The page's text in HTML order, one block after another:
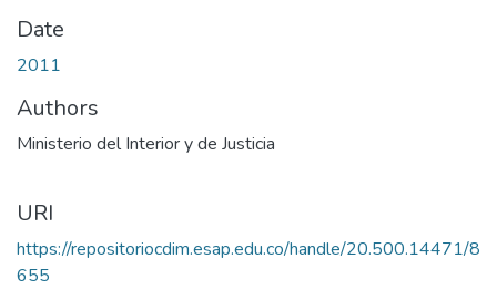
Date
2011
Authors
Ministerio del Interior y de Justicia
URI
https://repositoriocdim.esap.edu.co/handle/20.500.14471/8
655